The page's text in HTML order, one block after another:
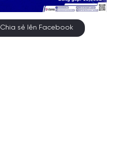
Chia sẻ lên Facebook